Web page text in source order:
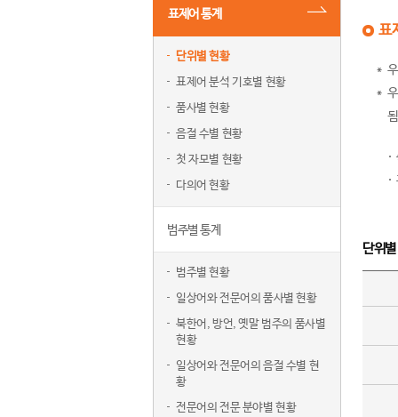
표제어 통계
단위별 현황
표제어 분석 기호별 현황
품사별 현황
음절 수별 현황
첫 자모별 현황
다의어 현황
범주별 통계
범주별 현황
일상어와 전문어의 품사별 현황
북한어, 방언, 옛말 범주의 품사별
현황
일상어와 전문어의 음절 수별 현
황
전문어의 전문 분야별 현황
표
단위